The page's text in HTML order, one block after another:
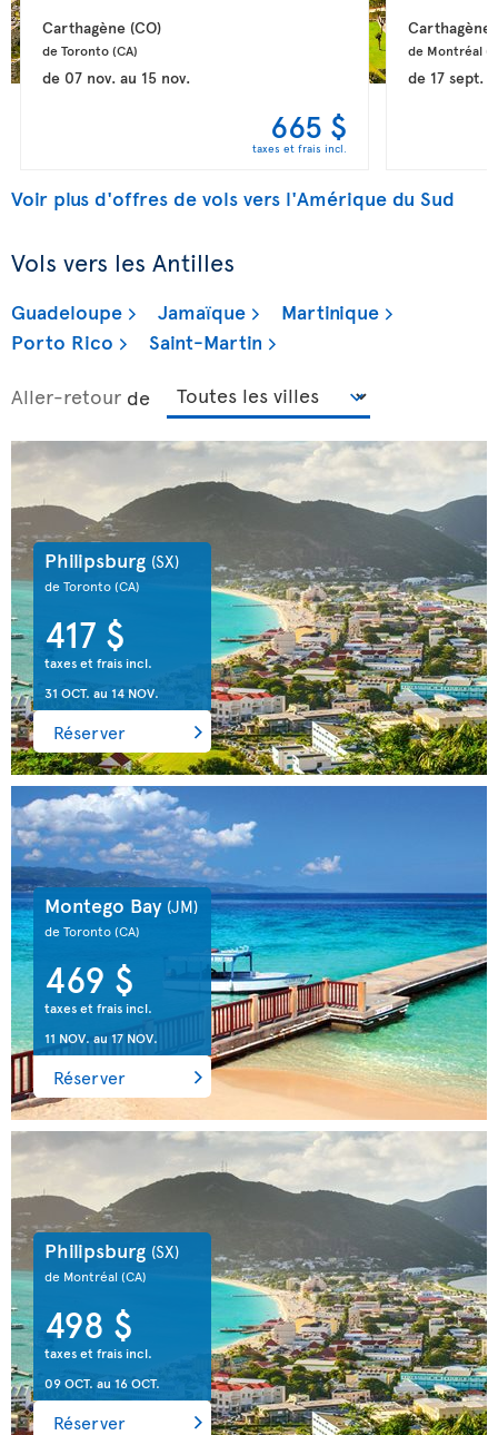
Carthagène (CO)
de Toronto (CA)
de 07 nov.au 15 nov.
665 $
taxes et frais incl.
Carthagène
de Montréal
de 17 sept.
Voir plus d'offres de vols vers l'Amérique du Sud
Vols vers les Antilles
Guadeloupe Jamaïque
Martinique
Porto Rico
Saint-Martin
Aller-retour de
Philipsburg (SX)
de Toronto(CA)
417 $
taxes et frais incl.
31 OCT. au 14 NOV.
Réserver
Montego Bay (JM)
de Toronto(CA)
469 $
taxes et frais incl.
11 NOV. au 17 NOV.
Réserver
Philipsburg (SX)
de Montréal (CA)
498 $
taxes et frais incl.
09 OCT. au 16 OCT.
Réserver